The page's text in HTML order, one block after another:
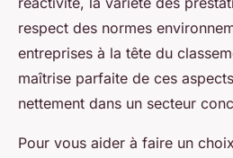
respect des normes
entreprises à la tête du
maîtrise parfaite de ces
nettement dans un secteur
Pour vous aider à faire un